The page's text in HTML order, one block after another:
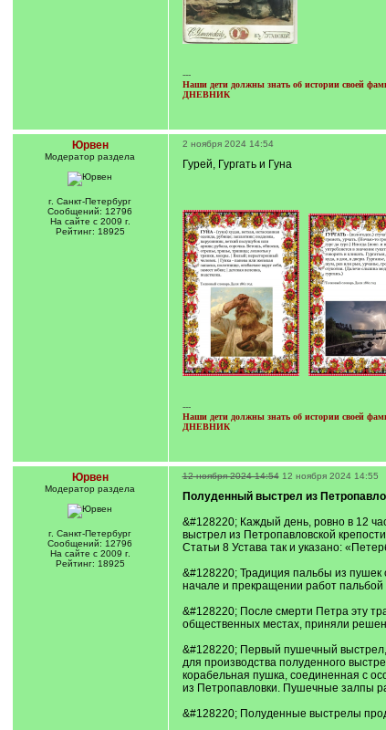
---
Наши дети должны знать об истории своей
ДНЕВНИК
Юрвен
Модератор раздела
г. Санкт-Петербург
Сообщений: 12796
На сайте с 2009 г.
Рейтинг: 18925
2 ноября 2024 14:54
Гурей, Гургать и Гуна
---
Наши дети должны знать об истории своей
ДНЕВНИК
Юрвен
Модератор раздела
г. Санкт-Петербург
Сообщений: 12796
На сайте с 2009 г.
Рейтинг: 18925
12 ноября 2024 14:54 12 ноября 2024 14:55
Полуденный выстрел из
&#128220; Каждый день, ровно в 12
выстрел из Петропавловской
Статьи 8 Устава так и указано:
&#128220; Традиция пальбы из пушек
начале и прекращении работ
&#128220; После смерти Петра эту
общественных местах, приняли
&#128220; Первый пушечный
для производства полуденного
корабельная пушка, соединенная с
из Петропавловки. Пушечные залпы
&#128220; Полуденные выстрелы